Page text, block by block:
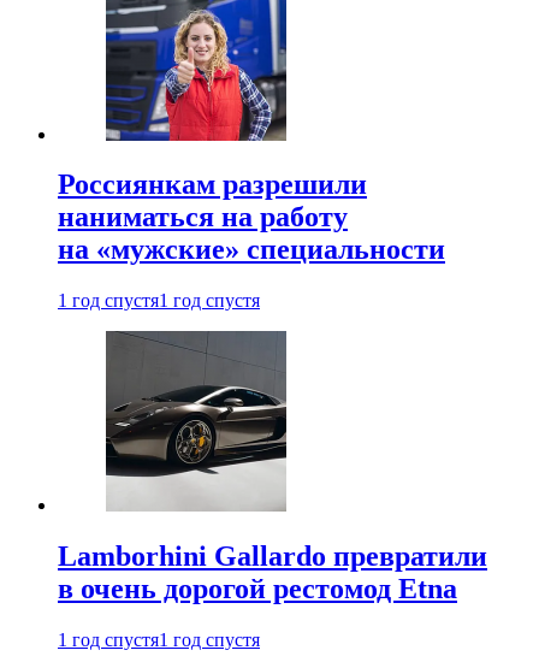
Россиянкам разрешили
наниматься на работу
на «мужские» специальности
1 год спустя1 год спустя
Lamborhini Gallardo превратили
в очень дорогой рестомод Etna
1 год спустя1 год спустя